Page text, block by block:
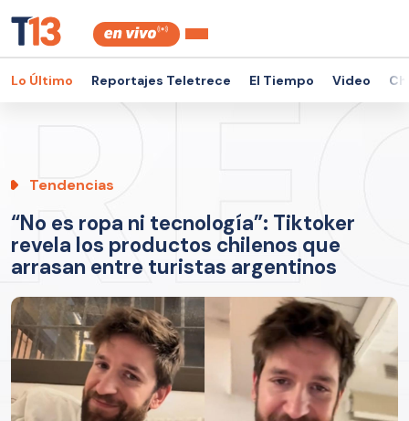
Lo Último Reportajes Teletrece El Tiempo Video
Tendencias
“No es ropa ni tecnología”: Tiktoker
revela los productos chilenos que
arrasan entre turistas argentinos